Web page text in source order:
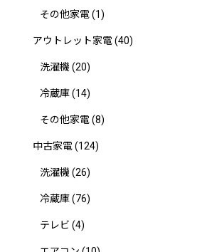
その他家電(1)
アウトレット家電(40)
洗濯機 (20)
冷蔵庫(14)
その他家電(8)
中古家電(124)
洗濯機 (26)
冷蔵庫(76)
テレビ (4)